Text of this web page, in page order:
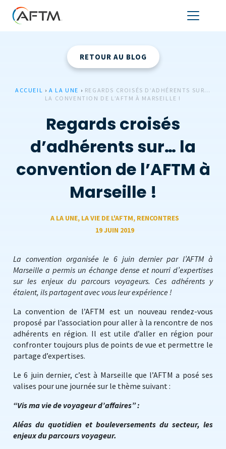
RETOUR AU BLOG
ACCUEIL ›A LA UNE › REGARDS CROISÉS D’ADHÉRENTS SUR…
LA CONVENTION DE L’AFTM À MARSEILLE !
Regards croisés
d’adhérents sur… la
convention de l’AFTM à
Marseille !
A LA UNE, LA VIE DE L'AFTM, RENCONTRES
19 JUIN 2019
La convention organisée le 6 juin dernier par l’AFTM à
Marseille a permis un échange dense et nourri d’expertises
sur les enjeux du parcours voyageurs. Ces adhérents y
étaient, ils partagent avec vous leur expérience !
La convention de l’AFTM est un nouveau rendez-vous
proposé par l’association pour aller à la rencontre de nos
adhérents en région. Il est utile d’aller en région pour
confronter toujours plus de points de vue et permettre le
partage d’expertises.
Le 6 juin dernier, c’est à Marseille que l’AFTM a posé ses
valises pour une journée sur le thème suivant :
“Vis ma vie de voyageur d’affaires” :
Aléas du quotidien et bouleversements du secteur, les
enjeux du parcours voyageur.